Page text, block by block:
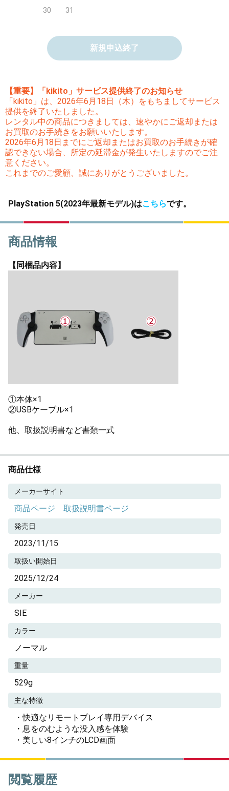
30 31
新規申込終了
【重要】「kikito」サービス提供終了のお知らせ
「kikito」は、2026年6月18日（木）をもちましてサービス
提供を終了いたしました。
レンタル中の商品につきましては、速やかにご返却または
お買取のお手続きをお願いいたします。
2026年6月18日までにご返却またはお買取のお手続きが確
認できない場合、所定の延滞金が発生いたしますのでご注
意ください。
これまでのご愛顧、誠にありがとうございました。
PlayStation 5(2023年最新モデル)はこちらです。
商品情報
【同梱品内容】
①本体×1
②USBケーブル×1
他、取扱説明書など書類一式
商品仕様
メーカーサイト
商品ページ 取扱説明書ページ
発売日
2023/11/15
取扱い開始日
2025/12/24
メーカー
SIE
カラー
ノーマル
重量
529g
主な特徴
・快適なリモートプレイ専用デバイス
・息をのむような没入感を体験
・美しい8インチのLCD画面
閲覧履歴